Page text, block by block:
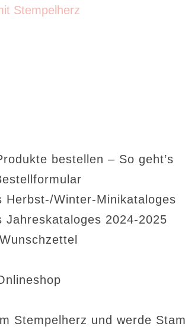
bestellen – So geht’s
Herbst-/Winter-Minikataloges
Jahreskataloges 2024-2025
Stempelherz und werde